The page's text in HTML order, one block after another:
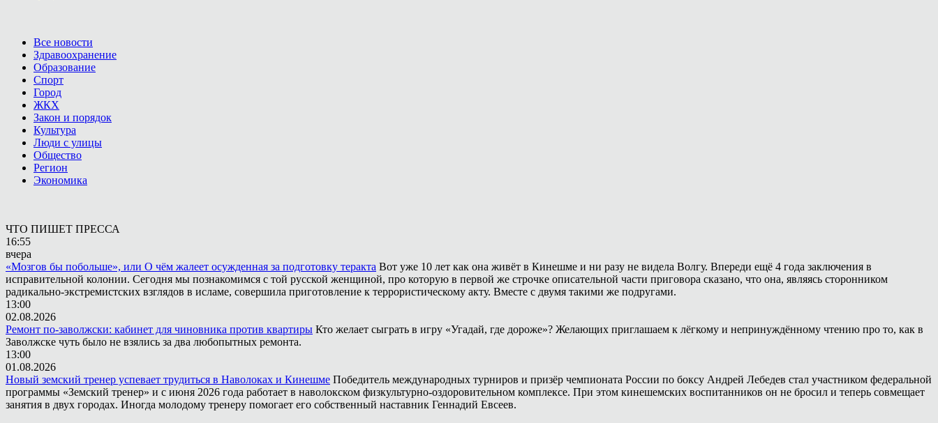
Все новости
Здравоохранение
Образование
Спорт
Город
ЖКХ
Закон и порядок
Культура
Люди с улицы
Общество
Регион
Экономика
ЧТО ПИШЕТ ПРЕССА
16:55
вчера
«Мозгов бы побольше», или О чём жалеет осужденная за подготовку теракта Вот уже 10 лет как она живёт в Кинешме и ни разу не видела Волгу. Впереди ещё 4 года заключения в
исправительной колонии. Сегодня мы познакомимся с той русской женщиной, про которую в первой же строчке описательной части приговора сказано, что она, являясь сторонником
радикально-экстремистских взглядов в исламе, совершила приготовление к террористическому акту. Вместе с двумя такими же подругами.
13:00
02.08.2026
Ремонт по-заволжски: кабинет для чиновника против квартиры Кто желает сыграть в игру «Угадай, где дороже»? Желающих приглашаем к лёгкому и непринуждённому чтению про то, как в
Заволжске чуть было не взялись за два любопытных ремонта.
13:00
01.08.2026
Новый земский тренер успевает трудиться в Наволоках и Кинешме Победитель международных турниров и призёр чемпионата России по боксу Андрей Лебедев стал участником федеральной
программы «Земский тренер» и с июня 2026 года работает в наволокском физкультурно-оздоровительном комплексе. При этом кинешемских воспитанников он не бросил и теперь совмещает
занятия в двух городах. Иногда молодому тренеру помогает его собственный наставник Геннадий Евсеев.